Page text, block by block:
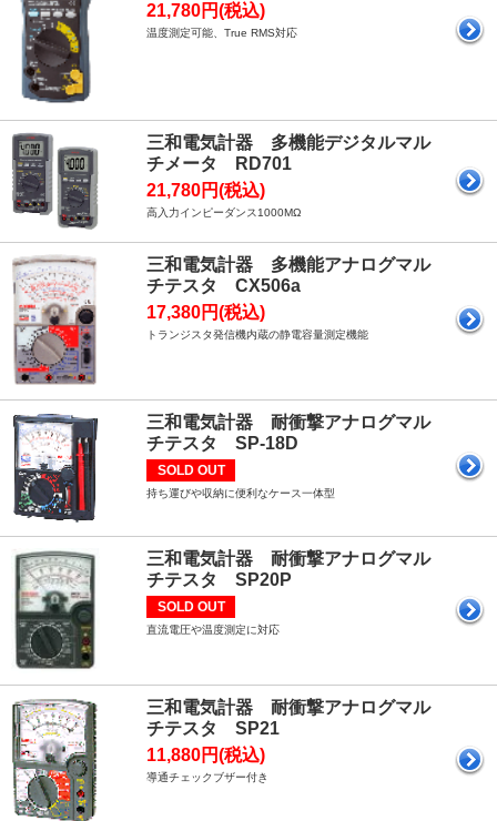
21,780円(税込)
温度測定可能、True RMS対応
三和電気計器 多機能デジタルマル
チメータ RD701
21,780円(税込)
高入力インピーダンス1000MΩ
三和電気計器 多機能アナログマル
チテスタ CX506a
17,380円(税込)
トランジスタ発信機内蔵の静電容量測定機能
三和電気計器 耐衝撃アナログマル
チテスタ SP-18D
SOLD OUT
持ち運びや収納に便利なケース一体型
三和電気計器 耐衝撃アナログマル
チテスタ SP20P
SOLD OUT
直流電圧や温度測定に対応
三和電気計器 耐衝撃アナログマル
チテスタ SP21
11,880円(税込)
導通チェックブザー付き